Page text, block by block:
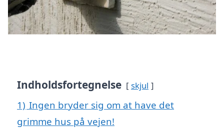
Indholdsfortegnelse skjul
1) Ingen bryder sig om at have det
grimme hus på vejen!